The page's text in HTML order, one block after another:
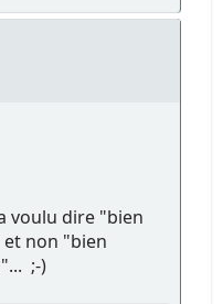
voulu dire "bien
non "bien
;-)